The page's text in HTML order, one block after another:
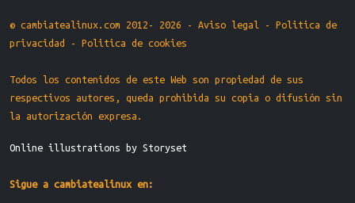
© cambiatealinux.com 2012- 2026 - Aviso legal - Politica de
privacidad - Politica de cookies
Todos los contenidos de este Web son propiedad de sus
respectivos autores, queda prohibida su copia o difusión sin
la autorización expresa.
Online illustrations by Storyset
Sigue a cambiatealinux en: